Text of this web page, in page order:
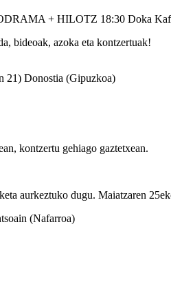
+ HILOTZ 18:30 Doka
bideoak, azoka eta kontzertuak!
21) Donostia (Gipuzkoa)
kontzertu gehiago gaztetxean.
dugu. Maiatzaren
(Nafarroa)